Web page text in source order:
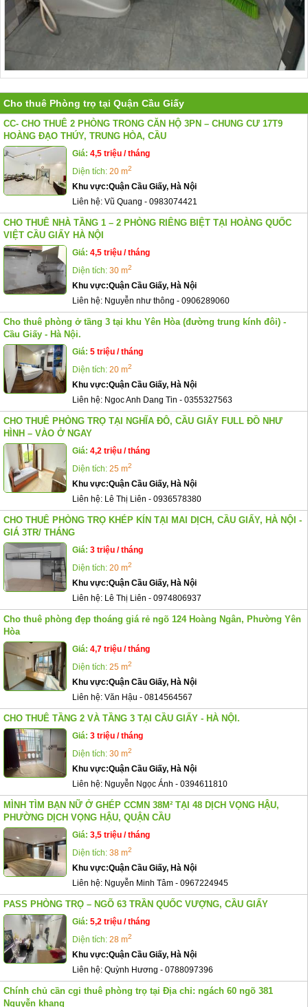
Cho thuê Phòng trọ tại Quận Cầu Giấy
CC- CHO THUÊ 2 PHÒNG TRONG CĂN HỘ 3PN – CHUNG CƯ 17T9
HOÀNG ĐẠO THÚY, TRUNG HÒA, CẦU
Giá: 4,5 triệu / tháng
Diện tích: 20 m2
Khu vực:Quận Cầu Giấy, Hà Nội
Liên hệ: Vũ Quang - 0983074421
CHO THUÊ NHÀ TẦNG 1 – 2 PHÒNG RIÊNG BIỆT TẠI HOÀNG QUỐC
VIỆT CẦU GIẤY HÀ NỘI
Giá: 4,5 triệu / tháng
Diện tích: 30 m2
Khu vực:Quận Cầu Giấy, Hà Nội
Liên hệ: Nguyễn như thông - 0906289060
Cho thuê phòng ở tầng 3 tại khu Yên Hòa (đường trung kính đôi) -
Cầu Giấy - Hà Nội.
Giá: 5 triệu / tháng
Diện tích: 20 m2
Khu vực:Quận Cầu Giấy, Hà Nội
Liên hệ: Ngoc Anh Dang Tin - 0355327563
CHO THUÊ PHÒNG TRỌ TẠI NGHĨA ĐÔ, CẦU GIẤY FULL ĐỒ NHƯ
HÌNH – VÀO Ở NGAY
Giá: 4,2 triệu / tháng
Diện tích: 25 m2
Khu vực:Quận Cầu Giấy, Hà Nội
Liên hệ: Lê Thị Liên - 0936578380
CHO THUÊ PHÒNG TRỌ KHÉP KÍN TẠI MAI DỊCH, CẦU GIẤY, HÀ NỘI -
GIÁ 3TR/ THÁNG
Giá: 3 triệu / tháng
Diện tích: 20 m2
Khu vực:Quận Cầu Giấy, Hà Nội
Liên hệ: Lê Thị Liên - 0974806937
Cho thuê phòng đẹp thoáng giá rẻ ngõ 124 Hoàng Ngân, Phường Yên
Hòa
Giá: 4,7 triệu / tháng
Diện tích: 25 m2
Khu vực:Quận Cầu Giấy, Hà Nội
Liên hệ: Văn Hậu - 0814564567
CHO THUÊ TẦNG 2 VÀ TẦNG 3 TẠI CẦU GIẤY - HÀ NỘI.
Giá: 3 triệu / tháng
Diện tích: 30 m2
Khu vực:Quận Cầu Giấy, Hà Nội
Liên hệ: Nguyễn Ngọc Ánh - 0394611810
MÌNH TÌM BẠN NỮ Ở GHÉP CCMN 38M² TẠI 48 DỊCH VỌNG HẬU,
PHƯỜNG DỊCH VỌNG HẬU, QUẬN CẦU
Giá: 3,5 triệu / tháng
Diện tích: 38 m2
Khu vực:Quận Cầu Giấy, Hà Nội
Liên hệ: Nguyễn Minh Tâm - 0967224945
PASS PHÒNG TRỌ – NGÕ 63 TRẦN QUỐC VƯỢNG, CẦU GIẤY
Giá: 5,2 triệu / tháng
Diện tích: 28 m2
Khu vực:Quận Cầu Giấy, Hà Nội
Liên hệ: Quỳnh Hương - 0788097396
Chính chủ cần cgi thuê phòng trọ tại Địa chỉ: ngách 60 ngõ 381
Nguyễn khang